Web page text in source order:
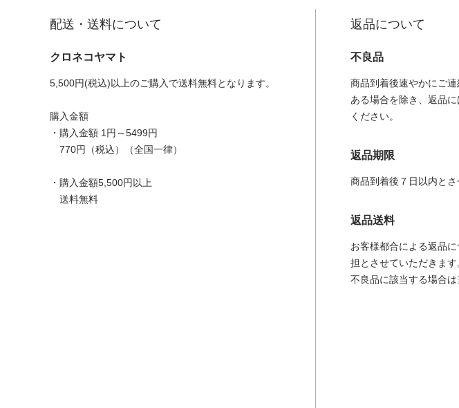
配送・送料について
クロネコヤマト
5,500円(税込)以上のご購入で送料無料となります。
購入金額
・購入金額 1円～5499円
770円（税込）（全国一律）
・購入金額5,500円以上
送料無料
返品について
不良品
商品到着後速やかにご
ある場合を除き、返品
ください。
返品期限
商品到着後７日以内とさ
返品送料
お客様都合による返品
担とさせていただきます
不良品に該当する場合は